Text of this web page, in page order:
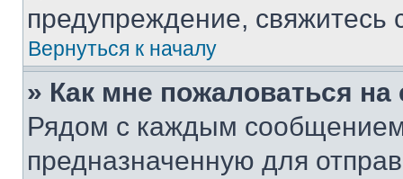
предупреждение,
Вернуться к началу
» Как мне пожаловаться
Рядом с каждым сообщением
предназначенную для